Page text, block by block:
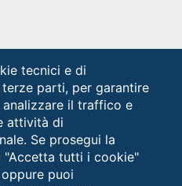
tecnici e di
parti, per garantire
il traffico e
attività di
Se prosegui la
"Accetta tutti i cookie"
puoi
Social